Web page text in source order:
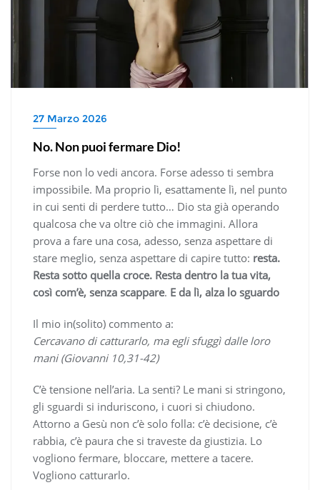
27 Marzo 2026
No. Non puoi fermare Dio!
Forse non lo vedi ancora. Forse adesso ti sembra
impossibile. Ma proprio lì, esattamente lì, nel punto
in cui senti di perdere tutto… Dio sta già operando
qualcosa che va oltre ciò che immagini. Allora
prova a fare una cosa, adesso, senza aspettare di
stare meglio, senza aspettare di capire tutto: resta.
Resta sotto quella croce. Resta dentro la tua vita,
così com’è, senza scappare. E da lì, alza lo sguardo
Il mio in(solito) commento a:
Cercavano di catturarlo, ma egli sfuggì dalle loro
mani (Giovanni 10,31-42)
C’è tensione nell’aria. La senti? Le mani si stringono,
gli sguardi si induriscono, i cuori si chiudono.
Attorno a Gesù non c’è solo folla: c’è decisione, c’è
rabbia, c’è paura che si traveste da giustizia. Lo
vogliono fermare, bloccare, mettere a tacere.
Vogliono catturarlo.